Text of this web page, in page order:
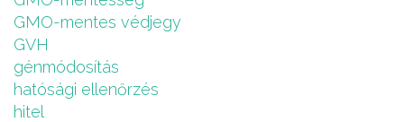
GMO-mentes védjegy
GVH
génmódosítás
hatósági ellenőrzés
hitel